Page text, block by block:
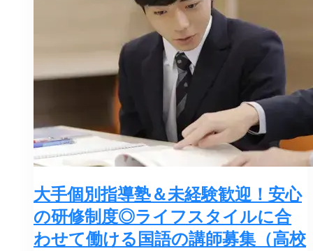
大手個別指導塾＆未経験歓迎！安心
の研修制度◎ライフスタイルに合
わせて働ける国語の講師募集（高校